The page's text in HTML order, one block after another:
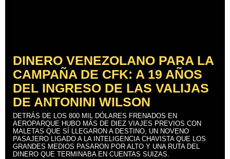
DINERO VENEZOLANO PARA LA
CAMPAÑA DE CFK: A 19 AÑOS
DEL INGRESO DE LAS VALIJAS
DE ANTONINI WILSON
DETRÁS DE LOS 800 MIL DÓLARES FRENADOS EN
AEROPARQUE HUBO MÁS DE DIEZ VIAJES PREVIOS CON
MALETAS QUE SÍ LLEGARON A DESTINO, UN NOVENO
PASAJERO LIGADO A LA INTELIGENCIA CHAVISTA QUE LOS
GRANDES MEDIOS PASARON POR ALTO Y UNA RUTA DEL
DINERO QUE TERMINABA EN CUENTAS SUIZAS.